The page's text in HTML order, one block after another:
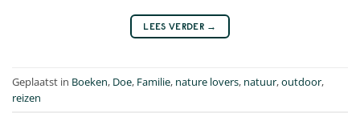
LEES VERDER →
Geplaatst in Boeken, Doe, Familie, nature lovers, natuur,outdoor,
reizen